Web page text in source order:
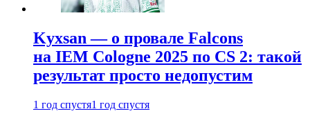
Kyxsan — о провале Falcons
на IEM Cologne 2025 по CS 2: такой
результат просто недопустим
1 год спустя1 год спустя